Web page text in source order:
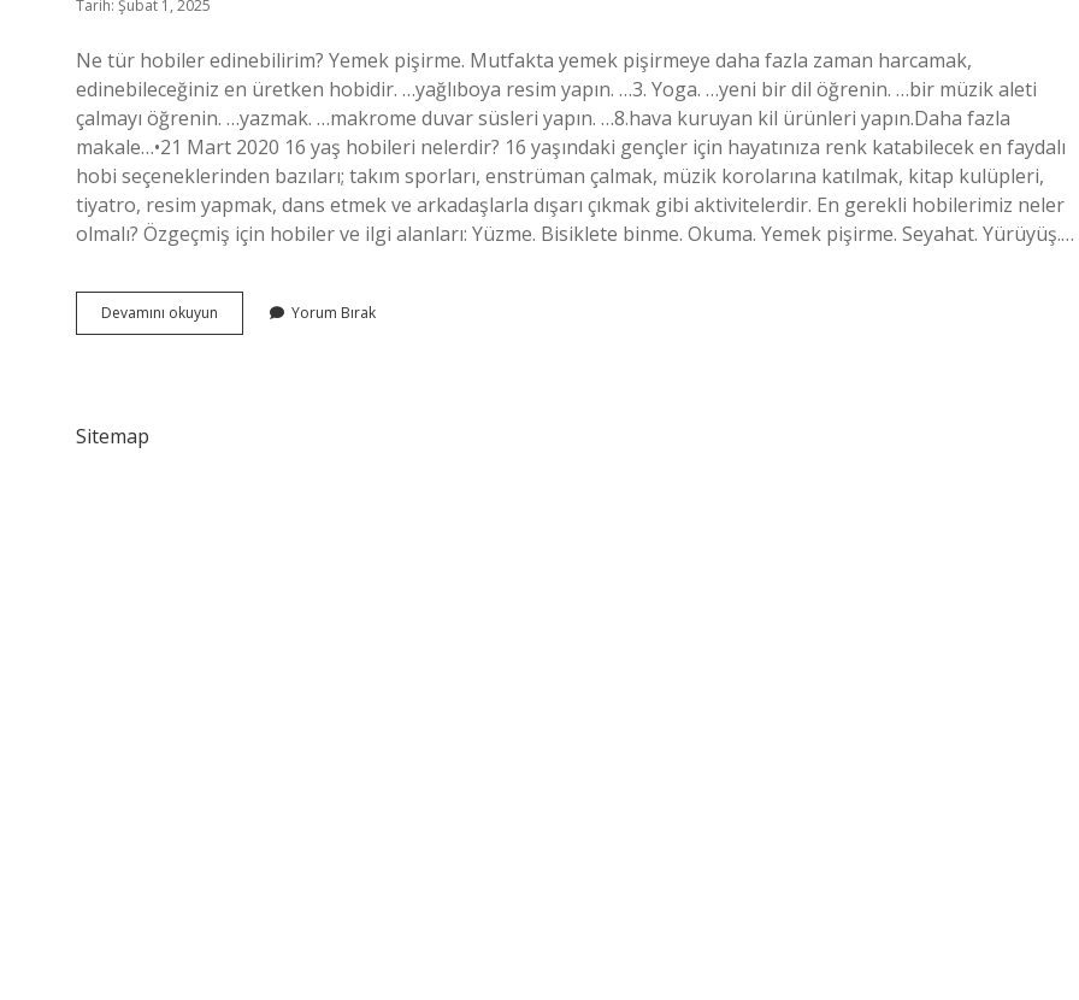
Tarih: Şubat 1, 2025
Ne tür hobiler edinebilirim? Yemek pişirme. Mutfakta yemek pişirmeye daha fazla zaman harcamak,
edinebileceğiniz en üretken hobidir. …yağlıboya resim yapın. …3. Yoga. …yeni bir dil öğrenin. …bir müzik aleti
çalmayı öğrenin. …yazmak. …makrome duvar süsleri yapın. …8.hava kuruyan kil ürünleri yapın.Daha fazla
makale…•21 Mart 2020 16 yaş hobileri nelerdir? 16 yaşındaki gençler için hayatınıza renk katabilecek en faydalı
hobi seçeneklerinden bazıları; takım sporları, enstrüman çalmak, müzik korolarına katılmak, kitap kulüpleri,
tiyatro, resim yapmak, dans etmek ve arkadaşlarla dışarı çıkmak gibi aktivitelerdir. En gerekli hobilerimiz neler
olmalı? Özgeçmiş için hobiler ve ilgi alanları: Yüzme. Bisiklete binme. Okuma. Yemek pişirme. Seyahat. Yürüyüş.…
Devamını okuyun
Için
Yorum Bırak
Sitemap